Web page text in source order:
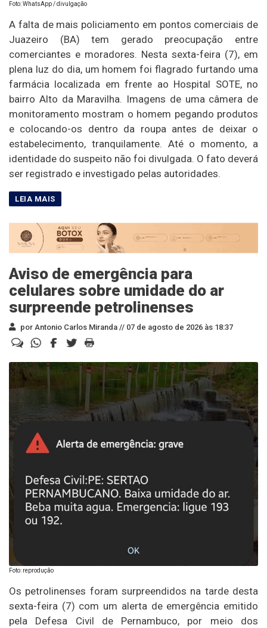
Foto: WhatsApp / divulgação
A falta de mais policiamento em pontos comerciais de
Juazeiro (BA) tem gerado preocupação entre
comerciantes e moradores. Nesta sexta-feira (7), em
plena luz do dia, um homem foi flagrado furtando uma
farmácia localizada em frente ao Hospital SOTE, no
bairro Alto da Maravilha. Imagens de uma câmera de
monitoramento mostram o homem pegando produtos
e colocando-os dentro da roupa antes de deixar o
estabelecimento, tranquilamente. Até o momento, a
identidade do suspeito não foi divulgada. O fato deverá
ser registrado e investigado pelas autoridades.
Aviso de emergência para
celulares sobre umidade do ar
surpreende petrolinenses
por Antonio Carlos Miranda // 07 de agosto de 2026 às 18:37
Foto: reprodução
Os petrolinenses foram surpreendidos na tarde desta
sexta-feira (7) com um alerta de emergência emitido
pela Defesa Civil de Pernambuco, por meio dos